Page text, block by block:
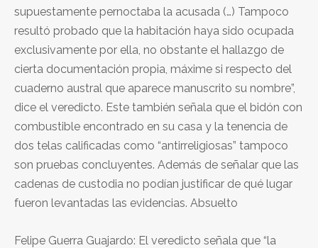
supuestamente pernoctaba la acusada (…) Tampoco
resultó probado que la habitación haya sido ocupada
exclusivamente por ella, no obstante el hallazgo de
cierta documentación propia, máxime si respecto del
cuaderno austral que aparece manuscrito su nombre”,
dice el veredicto. Este también señala que el bidón con
combustible encontrado en su casa y la tenencia de
dos telas calificadas como “antirreligiosas” tampoco
son pruebas concluyentes. Además de señalar que las
cadenas de custodia no podían justificar de qué lugar
fueron levantadas las evidencias. Absuelto
Felipe Guerra Guajardo: El veredicto señala que “la